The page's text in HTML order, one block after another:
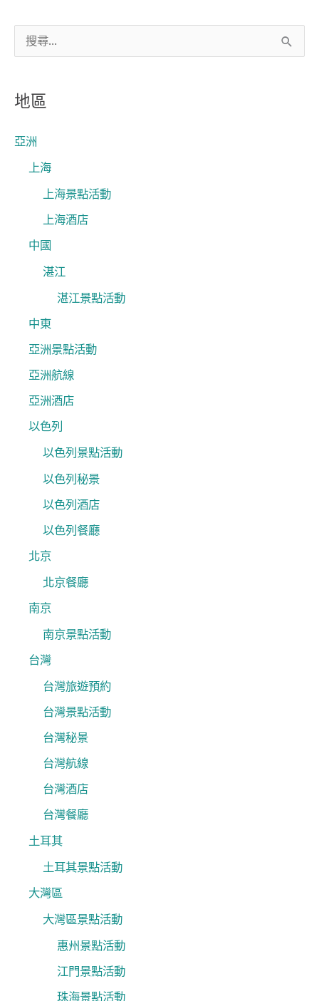
關
鍵
字
地區
亞洲
上海
上海景點活動
上海酒店
中國
湛江
湛江景點活動
中東
亞洲景點活動
亞洲航線
亞洲酒店
以色列
以色列景點活動
以色列秘景
以色列酒店
以色列餐廳
北京
北京餐廳
南京
南京景點活動
台灣
台灣旅遊預約
台灣景點活動
台灣秘景
台灣航線
台灣酒店
台灣餐廳
土耳其
土耳其景點活動
大灣區
大灣區景點活動
惠州景點活動
江門景點活動
珠海景點活動